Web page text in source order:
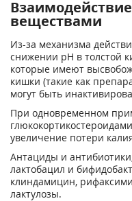
веществами
Из-за механизма
снижении pH в толстой
которые имеют
кишки (такие как
могут быть
При одновременном
увеличение потери
Антациды и
лактобацил и
клиндамицин,
лактулозы.